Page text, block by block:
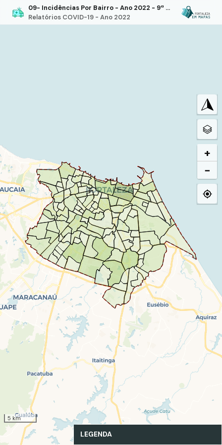
09- Incidências Por Bairro - Ano 2022 - 9ª Semana Epidemiológica
Relatórios COVID-19 - Ano 2022
+
−
5 km
LEGENDA